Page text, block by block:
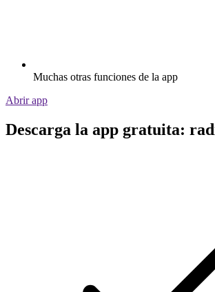
Muchas otras funciones de la app
Abrir app
Descarga la app gratuita: